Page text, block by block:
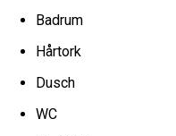
Badrum
Hårtork
Dusch
WC